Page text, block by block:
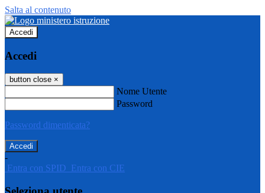
Salta al contenuto
Accedi
Accedi
button close ×
Nome Utente
Password
Password dimenticata?
-
Entra con SPID Entra con CIE